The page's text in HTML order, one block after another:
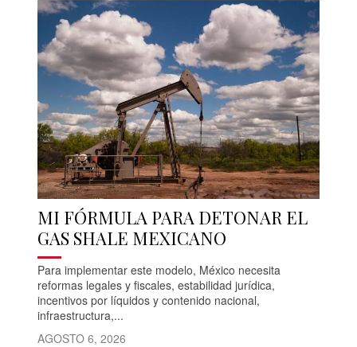
MI FÓRMULA PARA DETONAR EL
GAS SHALE MEXICANO
Para implementar este modelo, México necesita
reformas legales y fiscales, estabilidad jurídica,
incentivos por líquidos y contenido nacional,
infraestructura,...
AGOSTO 6, 2026